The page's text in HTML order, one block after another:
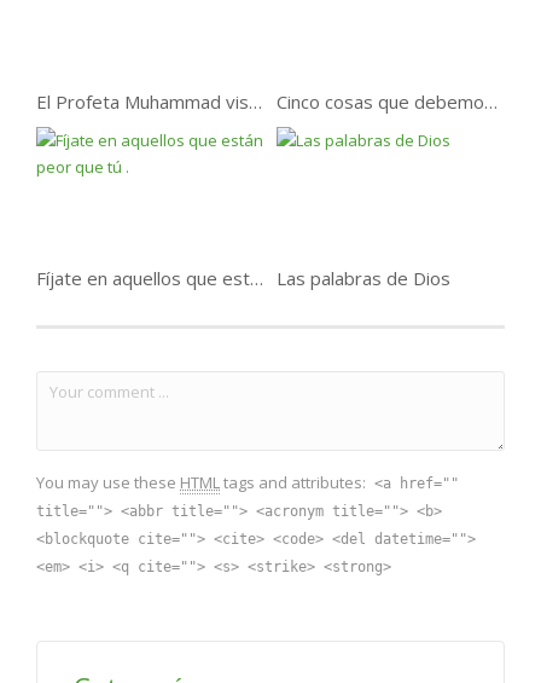
El Profeta Muhammad visto por los Orientalistas. Cinco cosas que debemos enseñar a nuestros hijos .
Fíjate en aquellos que están peor que tú . Las palabras de Dios
You may use these HTMLtags and attributes: <a href=""
title=""> <abbr title=""> <acronym title=""> <b>
<blockquote cite=""> <cite> <code> <del datetime="">
<em> <i> <q cite=""> <s> <strike> <strong>